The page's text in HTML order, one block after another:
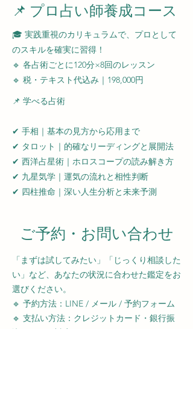
📌 プロ占い師養成コース
🎓 実践重視のカリキュラムで、プロとして
のスキルを確実に習得！
🔹 各占術ごとに120分×8回のレッスン
🔹 税・テキスト代込み｜198,000円
📌 学べる占術
✔ 手相｜基本の見方から応用まで
✔ タロット｜的確なリーディングと展開法
✔ 西洋占星術｜ホロスコープの読み解き方
✔ 九星気学｜運気の流れと相性判断
✔ 四柱推命｜深い人生分析と未来予測
ご予約・お問い合わせ
「まずは試してみたい」「じっくり相談した
い」など、あなたの状況に合わせた鑑定をお
選びください。
🔹 予約方法：LINE / メール / 予約フォーム
🔹 支払い方法：クレジットカード・銀行振
込・PayPay対応